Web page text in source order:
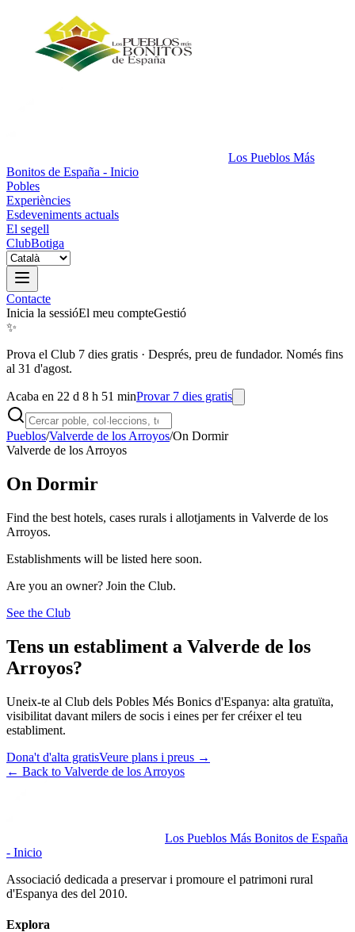
Los Pueblos Más
Bonitos de España - Inicio
Pobles
Experiències
Esdeveniments actuals
El segell
ClubBotiga
Contacte
Inicia la sessióEl meu compteGestió
✨
Prova el Club 7 dies gratis · Després, preu de fundador. Només fins
al 31 d'agost.
Acaba en 22 d 8 h 51 minProvar 7 dies gratis
Pueblos/Valverde de los Arroyos/On Dormir
Valverde de los Arroyos
On Dormir
Find the best hotels, cases rurals i allotjaments in Valverde de los
Arroyos.
Establishments will be listed here soon.
Are you an owner? Join the Club.
See the Club
Tens un establiment a Valverde de los
Arroyos?
Uneix-te al Club dels Pobles Més Bonics d'Espanya: alta gratuïta,
visibilitat davant milers de socis i eines per fer créixer el teu
establiment.
Dona't d'alta gratisVeure plans i preus →
← Back to Valverde de los Arroyos
Los Pueblos Más Bonitos de España
- Inicio
Associació dedicada a preservar i promoure el patrimoni rural
d'Espanya des del 2010.
Explora